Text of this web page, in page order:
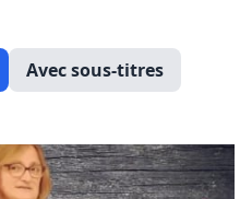
Avec sous-titres